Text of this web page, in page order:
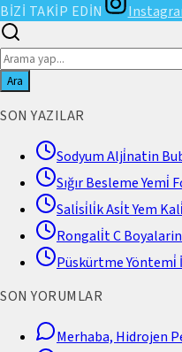
BİZİ TAKİP EDİN
Ara
SON YAZILAR
Sodyum Alji̇natin
Sığır Besleme Yemi̇
Sali̇si̇li̇k Asi̇t Yem
Rongali̇t C
Püskürtme
SON YORUMLAR
Merhaba, Hidrojen